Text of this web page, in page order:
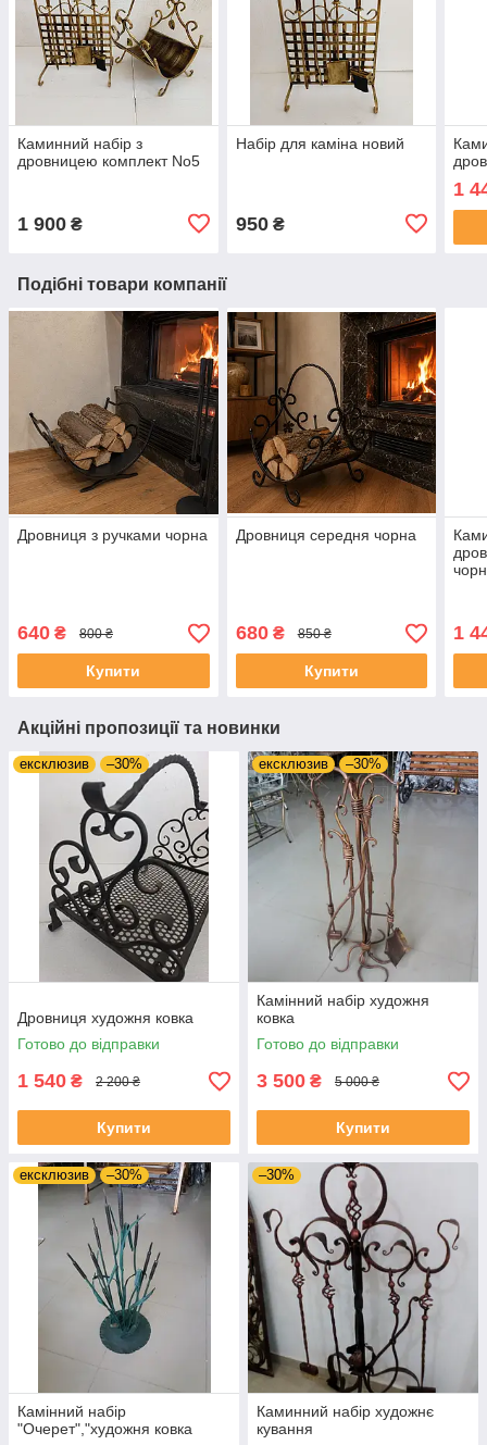
Каминний набір з
дровницею комплект No5
1 900 ₴
Набір для каміна новий
950₴
1
Подібні товари компанії
Дровниця з ручками чорна
640 ₴ 800 ₴
Купити
Дровниця середня чорна
680₴ 850 ₴
Купити
1
Акційні пропозиції та новинки
ексклюзив –30%
Дровниця художня ковка
Готово до відправки
1 540 ₴ 2 200 ₴
Купити
ексклюзив –30%
Камінний набір художня
ковка
Готово до відправки
3 500 ₴ 5 000 ₴
Купити
ексклюзив –30%
Камінний набір
"Очерет","художня ковка
–30%
Каминний набір художнє
кування